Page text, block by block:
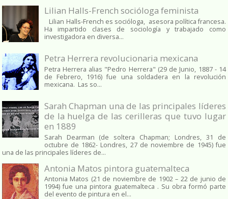
Lilian Halls-French socióloga feminista
Lilian Halls-French es socióloga, asesora política francesa.
Ha impartido clases de sociología y trabajado como
investigadora en diversa...
Petra Herrera revolucionaria mexicana
Petra Herrera alias "Pedro Herrera" (29 de Junio, 1887 - 14
de Febrero, 1916) fue una soldadera en la revolución
mexicana. Las so...
Sarah Chapman una de las principales líderes
de la huelga de las cerilleras que tuvo lugar
en 1889
Sarah Dearman (de soltera Chapman; Londres, 31 de
octubre de 1862​- Londres, 27 de noviembre de 1945)​ fue
una de las principales líderes de...
Antonia Matos pintora guatemalteca
Antonia Matos (21 de noviembre de 1902 – 22 de junio de
1994) fue una pintora guatemalteca . Su obra formó parte
del evento de pintura en el...